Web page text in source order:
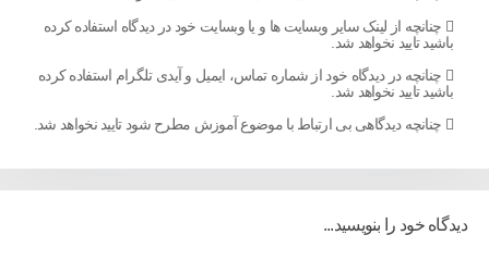
چنانچه از لینک سایر وبسایت ها و یا وبسایت خود در دیدگاه استفاده کرده
باشید تایید نخواهد شد.
چنانچه در دیدگاه خود از شماره تماس، ایمیل و آیدی تلگرام استفاده کرده
باشید تایید نخواهد شد.
چنانچه دیدگاهی بی ارتباط با موضوع آموزش مطرح شود تایید نخواهد شد.
دیدگاه خود را بنویسید...